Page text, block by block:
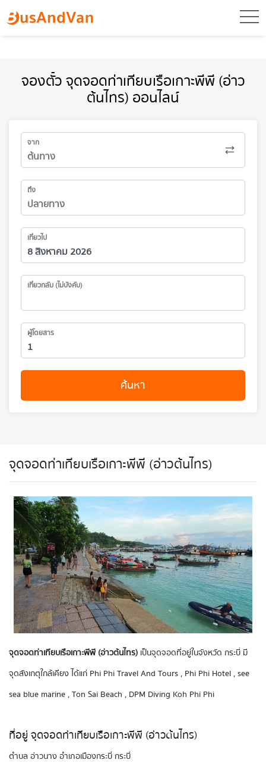
จองตั๋ว จุดจอดท่าเทียบเรือเกาะพีพี (อ่าว
ต้นไทร) ออนไลน์
จาก
ถึง
เที่ยวไป
เที่ยวกลับ (ไม่บังคับ)
ผู้โดยสาร
ค้นหา
จุดจอดท่าเทียบเรือเกาะพีพี (อ่าวต้นไทร)
จุดจอดท่าเทียบเรือเกาะพีพี (อ่าวต้นไทร) เป็นจุดจอดที่อยู่ในจังหวัด กระบี่ มี
จุดสังเกตุใกล้เคียง ได้แก่ Phi Phi Travel And Tours , Phi Phi Hotel , see
sea blue marine , Ton Sai Beach , DPM Diving Koh Phi Phi
ที่อยู่ จุดจอดท่าเทียบเรือเกาะพีพี (อ่าวต้นไทร)
ตำบล อ่าวนาง อำเภอเมืองกระบี่ กระบี่